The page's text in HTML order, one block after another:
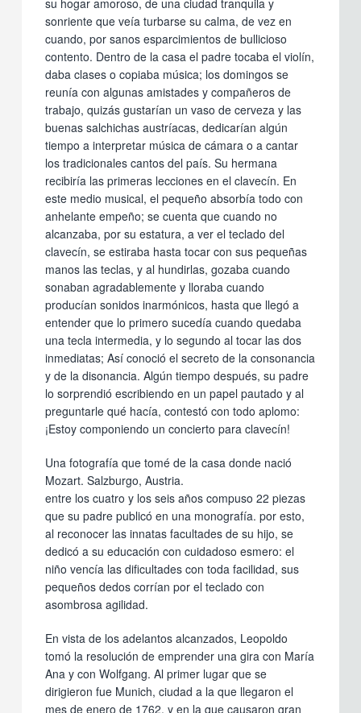
su hogar amoroso, de una ciudad tranquila y
sonriente que veía turbarse su calma, de vez en
cuando, por sanos esparcimientos de bullicioso
contento. Dentro de la casa el padre tocaba el violín,
daba clases o copiaba música; los domingos se
reunía con algunas amistades y compañeros de
trabajo, quizás gustarían un vaso de cerveza y las
buenas salchichas austríacas, dedicarían algún
tiempo a interpretar música de cámara o a cantar
los tradicionales cantos del país. Su hermana
recibiría las primeras lecciones en el clavecín. En
este medio musical, el pequeño absorbía todo con
anhelante empeño; se cuenta que cuando no
alcanzaba, por su estatura, a ver el teclado del
clavecín, se estiraba hasta tocar con sus pequeñas
manos las teclas, y al hundirlas, gozaba cuando
sonaban agradablemente y lloraba cuando
producían sonidos inarmónicos, hasta que llegó a
entender que lo primero sucedía cuando quedaba
una tecla intermedia, y lo segundo al tocar las dos
inmediatas; Así conoció el secreto de la consonancia
y de la disonancia. Algún tiempo después, su padre
lo sorprendió escribiendo en un papel pautado y al
preguntarle qué hacía, contestó con todo aplomo:
¡Estoy componiendo un concierto para clavecín!
Una fotografía que tomé de la casa donde nació
Mozart. Salzburgo, Austria.
entre los cuatro y los seis años compuso 22 piezas
que su padre publicó en una monografía. por esto,
al reconocer las innatas facultades de su hijo, se
dedicó a su educación con cuidadoso esmero: el
niño vencía las dificultades con toda facilidad, sus
pequeños dedos corrían por el teclado con
asombrosa agilidad.
En vista de los adelantos alcanzados, Leopoldo
tomó la resolución de emprender una gira con María
Ana y con Wolfgang. Al primer lugar que se
dirigieron fue Munich, ciudad a la que llegaron el
mes de enero de 1762, y en la que causaron gran